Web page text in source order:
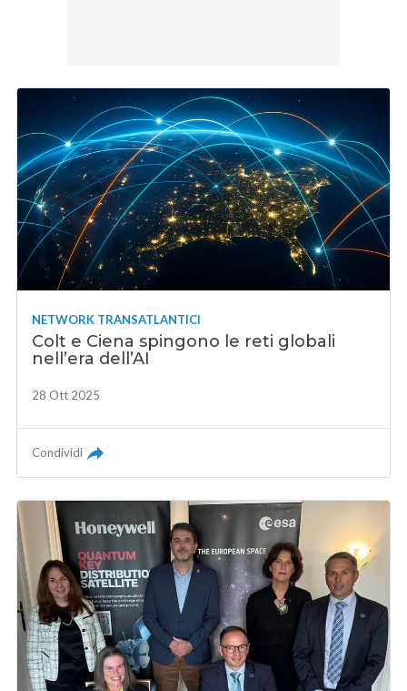
NETWORK TRANSATLANTICI
Colt e Ciena spingono le reti globali
nell’era dell’AI
28 Ott 2025
Condividi